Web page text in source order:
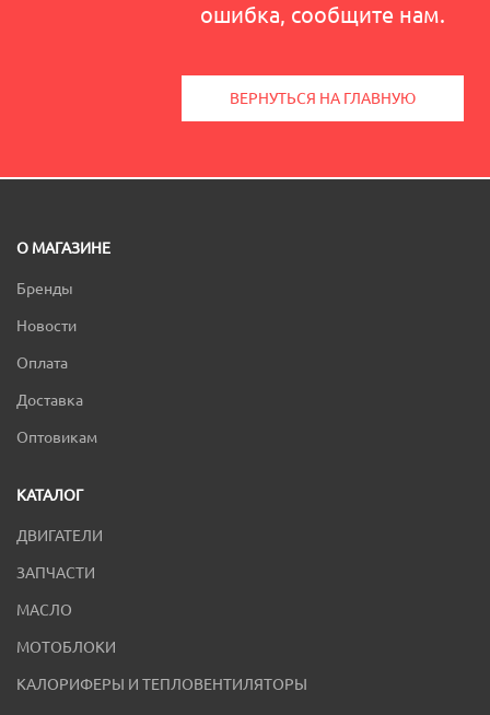
ошибка, сообщите нам.
ВЕРНУТЬСЯ НА ГЛАВНУЮ
О МАГАЗИНЕ
Бренды
Новости
Оплата
Доставка
Оптовикам
КАТАЛОГ
ДВИГАТЕЛИ
ЗАПЧАСТИ
МАСЛО
МОТОБЛОКИ
КАЛОРИФЕРЫ И ТЕПЛОВЕНТИЛЯТОРЫ